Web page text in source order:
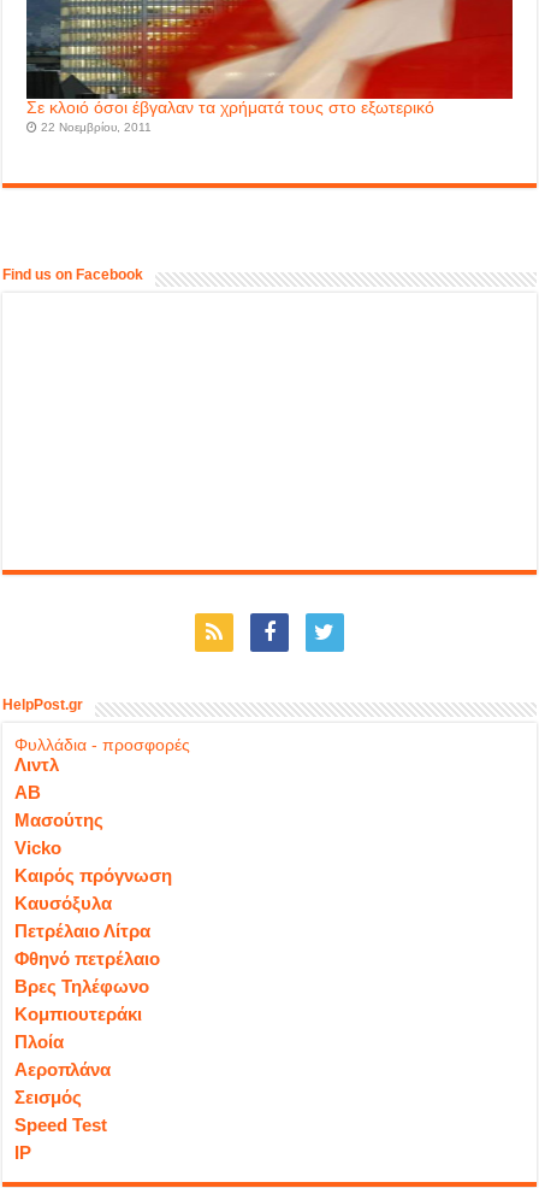
Σε κλοιό όσοι έβγαλαν τα χρήματά τους στο εξωτερικό
22 Νοεμβρίου, 2011
Find us on Facebook
HelpPost.gr
Φυλλάδια - προσφορές
Λιντλ
ΑΒ
Μασούτης
Vicko
Καιρός πρόγνωση
Καυσόξυλα
Πετρέλαιο Λίτρα
Φθηνό πετρέλαιο
Βρες Τηλέφωνο
Κομπιουτεράκι
Πλοία
Αεροπλάνα
Σεισμός
Speed Test
IP